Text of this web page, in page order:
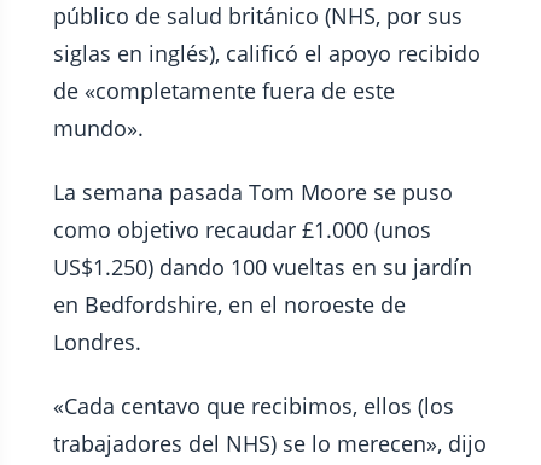
público de salud británico (NHS, por sus
siglas en inglés), calificó el apoyo recibido
de «completamente fuera de este
mundo».
La semana pasada Tom Moore se puso
como objetivo recaudar £1.000 (unos
US$1.250) dando 100 vueltas en su jardín
en Bedfordshire, en el noroeste de
Londres.
«Cada centavo que recibimos, ellos (los
trabajadores del NHS) se lo merecen», dijo